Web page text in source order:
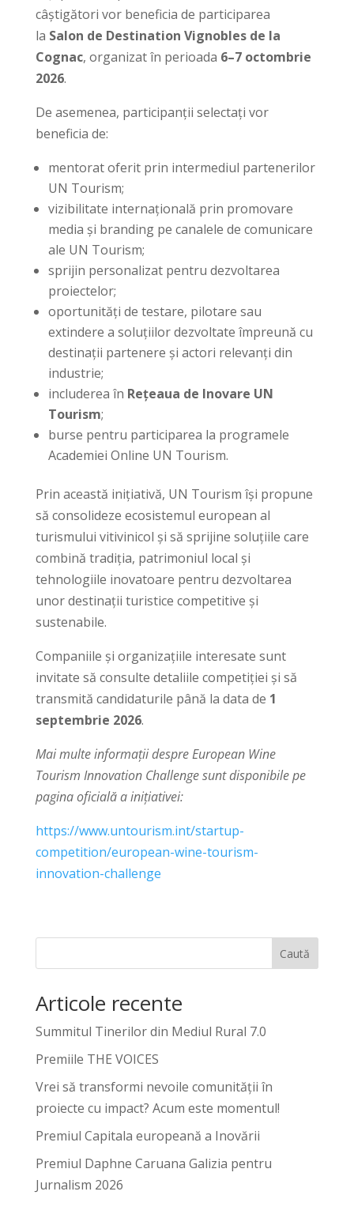
câștigători vor beneficia de participarea
la Salon de Destination Vignobles de la
Cognac, organizat în perioada 6–7 octombrie
2026.
De asemenea, participanții selectați vor
beneficia de:
mentorat oferit prin intermediul partenerilor
UN Tourism;
vizibilitate internațională prin promovare
media și branding pe canalele de comunicare
ale UN Tourism;
sprijin personalizat pentru dezvoltarea
proiectelor;
oportunități de testare, pilotare sau
extindere a soluțiilor dezvoltate împreună cu
destinații partenere și actori relevanți din
industrie;
includerea în Rețeaua de Inovare UN
Tourism;
burse pentru participarea la programele
Academiei Online UN Tourism.
Prin această inițiativă, UN Tourism își propune
să consolideze ecosistemul european al
turismului vitivinicol și să sprijine soluțiile care
combină tradiția, patrimoniul local și
tehnologiile inovatoare pentru dezvoltarea
unor destinații turistice competitive și
sustenabile.
Companiile și organizațiile interesate sunt
invitate să consulte detaliile competiției și să
transmită candidaturile până la data de 1
septembrie 2026.
Mai multe informații despre European Wine
Tourism Innovation Challenge sunt disponibile pe
pagina oficială a inițiativei:
https://www.untourism.int/startup-
competition/european-wine-tourism-
innovation-challenge
Caută
Articole recente
Summitul Tinerilor din Mediul Rural 7.0
Premiile THE VOICES
Vrei să transformi nevoile comunității în
proiecte cu impact? Acum este momentul!
Premiul Capitala europeană a Inovării
Premiul Daphne Caruana Galizia pentru
Jurnalism 2026